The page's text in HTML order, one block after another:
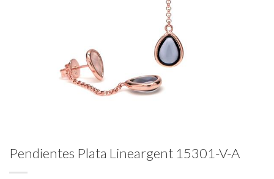
Pendientes Plata Lineargent 15301-V-A